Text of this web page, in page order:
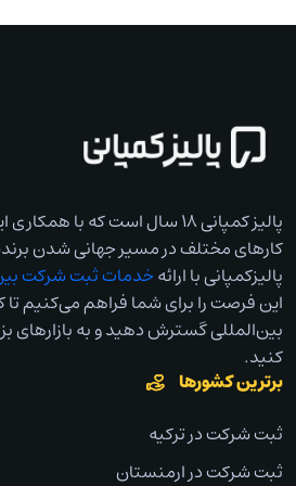
نقش مهمی در میزان مالیات پرداختی
ثبت شرکت بازرگانی در انگلستان
انگلستان در میان بزرگ‌ترین اقتصادهای
مصرفی قوی دارد. همه این‌ها نشان
بازرگانی و تجارت انگلستان، فرصت خوبی
می‌کند.
برای ثبت شرکت بازرگانی در انگلستان
احداث نمایندگی یک شرکت، ترخیص کالا
بین‌المللی، خرید و فروش، توزیع کالا،
پالیز کمپانی ۱۸ سال است که با
کارهای مختلف در مسیر جهانی شدن
پالیزکمپانی با ارائهخدمات ثبت شرکت بین
این فرصت را برای شما فراهم می‌کنیم
بین‌المللی گسترش دهید و به بازارهای
کنید.
برترین کشورها
ثبت شرکت در ترکیه
ثبت شرکت در ارمنستان